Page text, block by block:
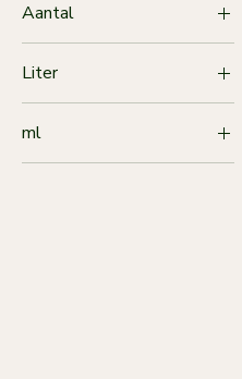
Aantal
10 stuks
15 stuks
Liter
4
ml
150